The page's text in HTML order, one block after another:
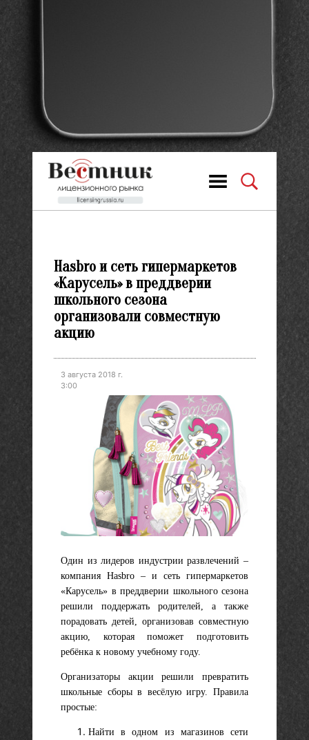
Hasbro и сеть гипермаркетов
«Карусель» в преддверии
школьного сезона
организовали совместную
акцию
3 августа 2018 г.
3:00
Один из лидеров индустрии развлечений –
компания Hasbro – и сеть гипермаркетов
«Карусель» в преддверии школьного сезона
решили поддержать родителей, а также
порадовать детей, организовав совместную
акцию, которая поможет подготовить
ребёнка к новому учебному году.
Организаторы акции решили превратить
школьные сборы в весёлую игру. Правила
простые:
Найти в одном из магазинов сети